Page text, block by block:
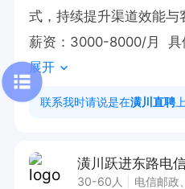
式，持续提升渠道效能与
薪资：3000-8000/月  具
有意向🉑电话沟通，请告
展开
联系我时请说是在潢川直聘
潢川跃进东路电
30-60人 电信邮政